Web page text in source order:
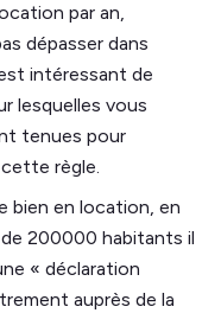
par an,
dépasser dans
intéressant de
lesquelles vous
tenues pour
règle.
bien en location, en
de 200000 habitants il
« déclaration
auprès de la